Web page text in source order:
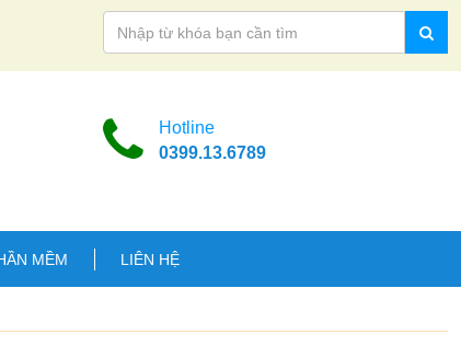
Hotline
0399.13.6789
MỀM LIÊN HỆ